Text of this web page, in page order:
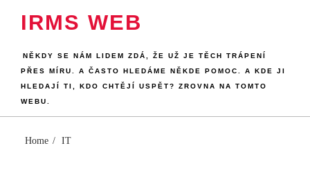
IRMS WEB
NĚKDY SE NÁM LIDEM ZDÁ, ŽE UŽ JE TĚCH TRÁPENÍ
PŘES MÍRU. A ČASTO HLEDÁME NĚKDE POMOC. A KDE JI
HLEDAJÍ TI, KDO CHTĚJÍ USPĚT? ZROVNA NA TOMTO
WEBU.
Home IT